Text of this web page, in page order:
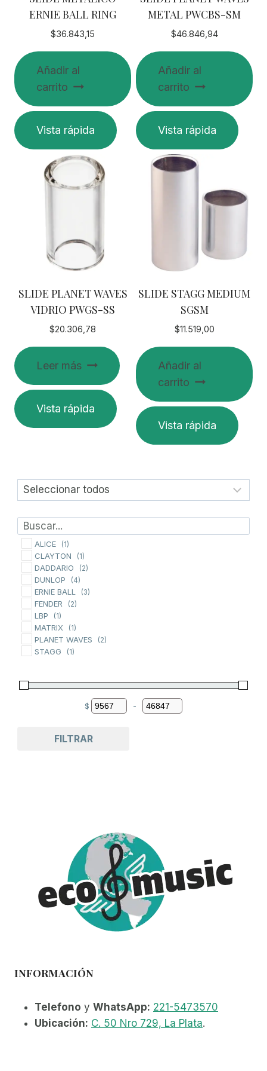
ERNIE BALL RING
$36.843,15
Añadir al
carrito
Vista rápida
METAL PWCBS-SM
$46.846,94
Añadir al
carrito
Vista rápida
SLIDE PLANET WAVES
VIDRIO PWGS-SS
$20.306,78
Leer más
Vista rápida
SLIDE STAGG MEDIUM
SGSM
$11.519,00
Añadir al
carrito
Vista rápida
ALICE (1)
CLAYTON (1)
DADDARIO (2)
DUNLOP (4)
ERNIE BALL (3)
FENDER (2)
LBP (1)
MATRIX (1)
PLANET WAVES (2)
STAGG (1)
$
Minimum Price
-
Maximum Price
FILTRAR
INFORMACIÓN
Telefono y WhatsApp: 221-5473570
Ubicación: C. 50 Nro 729, La Plata.